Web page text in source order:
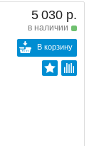
5 030 р.
в наличии
В корзину